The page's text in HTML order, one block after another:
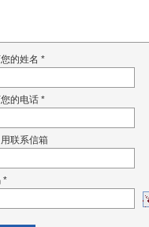
的姓名 *
的电话 *
联系信箱
*